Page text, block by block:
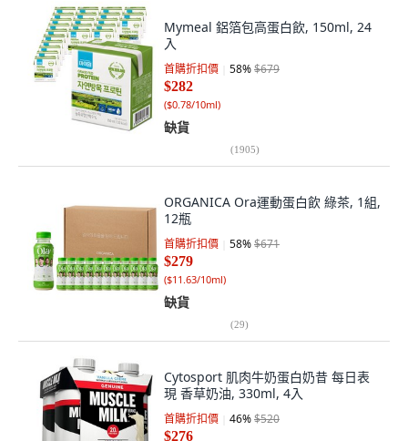
Mymeal 鋁箔包高蛋白飲, 150ml, 24
入
首購折扣價 58%$679
$282
($0.78/10ml)
缺貨
(1905)
ORGANICA Ora運動蛋白飲 綠茶, 1組,
12瓶
首購折扣價 58%$671
$279
($11.63/10ml)
缺貨
(29)
Cytosport 肌肉牛奶蛋白奶昔 每日表
現 香草奶油, 330ml, 4入
首購折扣價 46%$520
$276